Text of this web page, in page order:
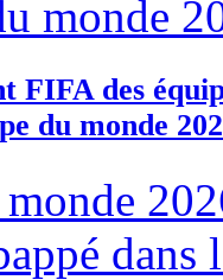
FIFA des
du monde
dans